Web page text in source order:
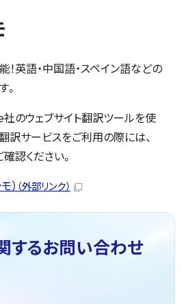
英語・中国語・スペイン語などの
。
のウェブサイト翻訳ツールを使
訳サービスをご利用の際には、
認ください。
） （外部リンク）
するお問い合わせ